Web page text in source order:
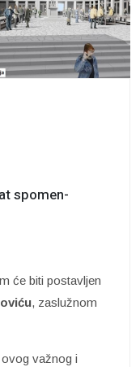
spomen-
će biti postavljen
, zaslužnom
važnog i